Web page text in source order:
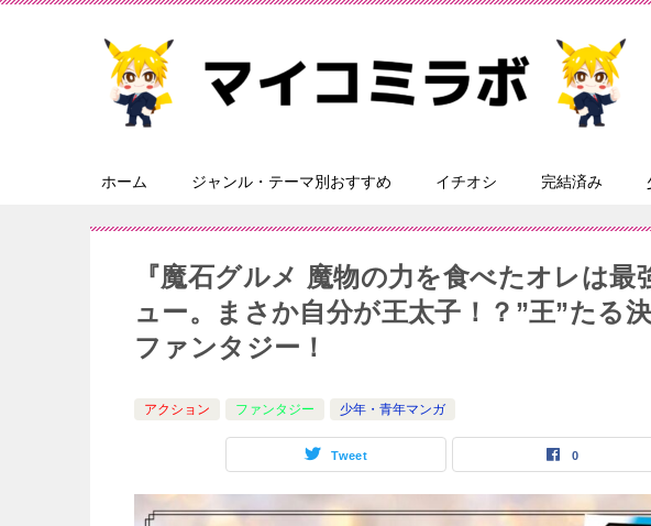
ホーム ジャンル・テーマ別おすすめ イチオシ 完結済み
『魔石グルメ 魔物の力を食べたオレは
ュー。まさか自分が王太子！？”王”たる
ファンタジー！
アクション ファンタジー 少年・青年マンガ
Tweet 0